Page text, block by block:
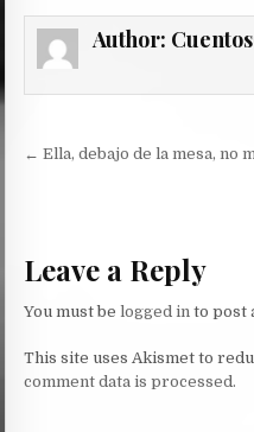
Author:
Post
← Ella, debajo de la mesa, no
Leave a Reply
You must belogged in to post
This site uses Akismet to
comment data is processed.